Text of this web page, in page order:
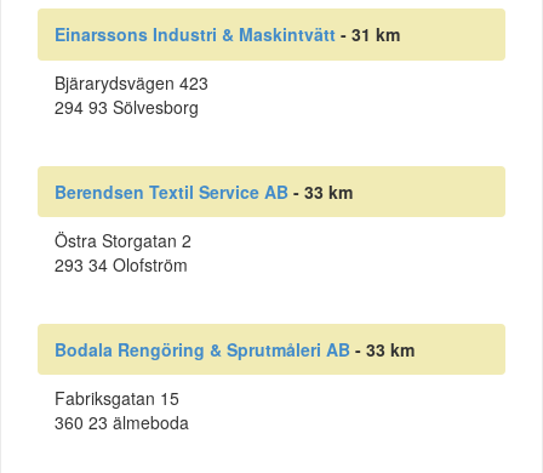
Einarssons Industri & Maskintvätt - 31 km
Bjärarydsvägen 423
294 93 Sölvesborg
Berendsen Textil Service AB - 33 km
Östra Storgatan 2
293 34 Olofström
Bodala Rengöring & Sprutmåleri AB - 33 km
Fabriksgatan 15
360 23 älmeboda